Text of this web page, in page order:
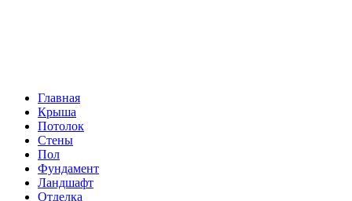
Главная
Крыша
Потолок
Стены
Пол
Фундамент
Ландшафт
Отделка